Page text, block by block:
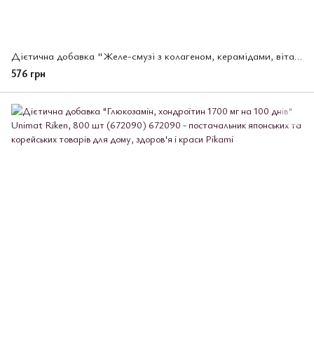
Дієтична добавка "Желе-смузі з колагеном, керамідами, вітаміном С , з граната та асаї" Unimat Riken, 140 г (10 г x 14 шт)
576 грн